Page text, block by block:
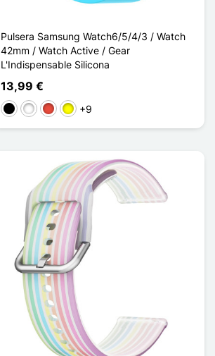
Pulsera Samsung Watch6/5/4/3 / Watch
42mm / Watch Active / Gear
L'Indispensable Silicona
13,99 €
NegroBlancoRojoAmarillo
+9